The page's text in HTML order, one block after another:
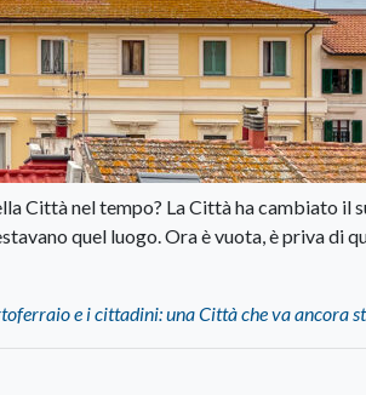
Città nel tempo? La Città ha cambiato il
quel luogo. Ora è vuota, è priva di
e i cittadini: una Città che va ancora